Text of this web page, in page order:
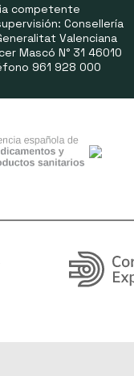
competente
Consellería
Valenciana
Mascó N° 31 46010
961 928 000